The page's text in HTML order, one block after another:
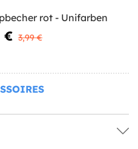
rot - Unifarben
€ 3,99 €